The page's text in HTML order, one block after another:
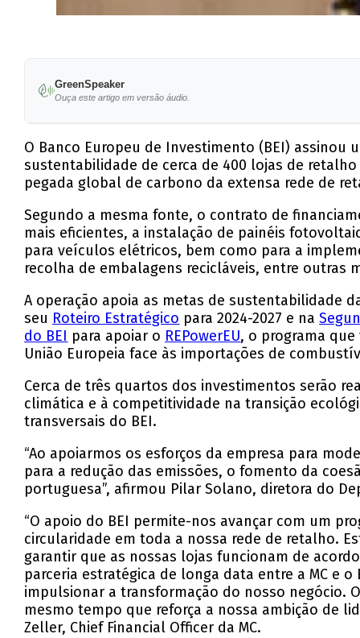
GreenSpeaker
Ouça este artigo em versão áudio.
O Banco Europeu de Investimento (BEI) assinou
sustentabilidade de cerca de 400 lojas de
pegada global de carbono da extensa rede de
Segundo a mesma fonte, o contrato de
mais eficientes, a instalação de painéis
para veículos elétricos, bem como para a
recolha de embalagens recicláveis, entre outras
A operação apoia as metas de sustentabilidade
seu Roteiro Estratégico para 2024-2027 e na
do BEI para apoiar o REPowerEU, o programa
União Europeia face às importações de
Cerca de três quartos dos investimentos serão
climática e à competitividade na transição
transversais do BEI.
“Ao apoiarmos os esforços da empresa para
para a redução das emissões, o fomento da
portuguesa”, afirmou Pilar Solano, diretora do
“O apoio do BEI permite-nos avançar com um
circularidade em toda a nossa rede de retalho.
garantir que as nossas lojas funcionam de
parceria estratégica de longa data entre a MC e
impulsionar a transformação do nosso negócio.
mesmo tempo que reforça a nossa ambição de
Zeller, Chief Financial Officer da MC.